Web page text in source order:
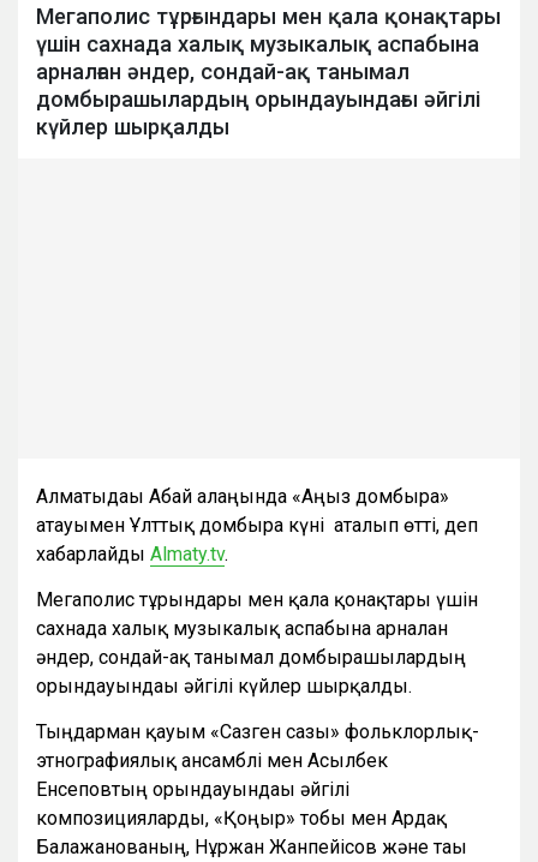
Мегаполис тұрғындары мен қала қонақтары
үшін сахнада халық музыкалық аспабына
арналған әндер, сондай-ақ танымал
домбырашылардың орындауындағы әйгілі
күйлер шырқалды
Алматыдағы Абай алаңында «Аңыз домбыра»
атауымен Ұлттық домбыра күні аталып өтті, деп
хабарлайды Almaty.tv.
Мегаполис тұрғындары мен қала қонақтары үшін
сахнада халық музыкалық аспабына арналған
әндер, сондай-ақ танымал домбырашылардың
орындауындағы әйгілі күйлер шырқалды.
Тыңдарман қауым «Сазген сазы» фольклорлық-
этнографиялық ансамблі мен Асылбек
Енсеповтың орындауындағы әйгілі
композицияларды, «Қоңыр» тобы мен Ардақ
Балажанованың, Нұржан Жанпейісов және тағы